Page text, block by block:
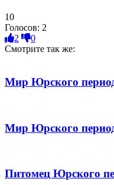
10
Голосов: 2
2
0
Смотрите так же:
Мир Юрского
Мир Юрского
Питомец Юрского